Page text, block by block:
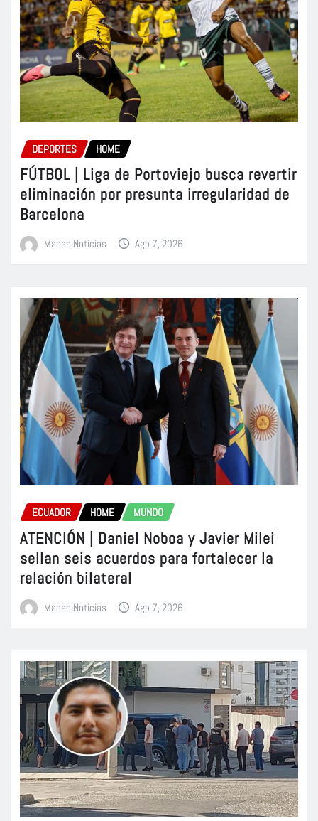
DEPORTES HOME
FÚTBOL | Liga de Portoviejo busca revertir
eliminación por presunta irregularidad de
Barcelona
ManabiNoticias Ago 7, 2026
ECUADOR HOME MUNDO
ATENCIÓN | Daniel Noboa y Javier Milei
sellan seis acuerdos para fortalecer la
relación bilateral
ManabiNoticias Ago 7, 2026